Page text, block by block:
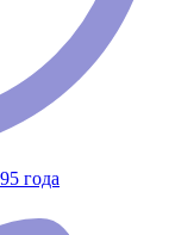
года